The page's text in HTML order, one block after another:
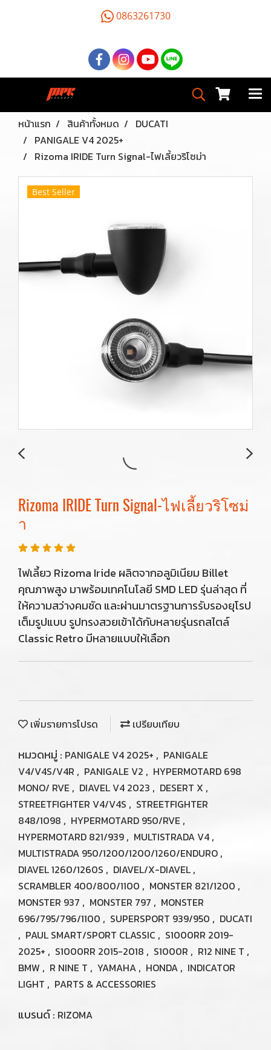
0863261730
หน้าแรก สินค้าทั้งหมด
DUCATI
PANIGALE V4 2025+
Rizoma IRIDE Turn Signal-ไฟเลี้ยวริโซม่า
Best Seller
Rizoma IRIDE Turn Signal-ไฟเลี้ยวริโซม่
า
ไฟเลี้ยว Rizoma Iride ผลิตจากอลูมิเนียม Billet
คุณภาพสูง มาพร้อมเทคโนโลยี SMD LED รุ่นล่าสุด ที่
ให้ความสว่างคมชัด และผ่านมาตรฐานการรับรองยุโรป
เต็มรูปแบบ รูปทรงสวยเข้าได้กับหลายรุ่นรถสไตล์
Classic Retro มีหลายแบบให้เลือก
เพิ่มรายการโปรด เปรียบเทียบ
หมวดหมู่ : PANIGALE V4 2025+ , PANIGALE
V4/V4S/V4R , PANIGALE V2 , HYPERMOTARD 698
MONO/ RVE , DIAVEL V4 2023 , DESERT X ,
STREETFIGHTER V4/V4S , STREETFIGHTER
848/1098 , HYPERMOTARD 950/RVE ,
HYPERMOTARD 821/939 , MULTISTRADA V4 ,
MULTISTRADA 950/1200/1200/1260/ENDURO ,
DIAVEL 1260/1260S , DIAVEL/X-DIAVEL ,
SCRAMBLER 400/800/1100 , MONSTER 821/1200 ,
MONSTER 937 , MONSTER 797 , MONSTER
696/795/796/1100 , SUPERSPORT 939/950 , DUCATI
, PAUL SMART/SPORT CLASSIC , S1000RR 2019-
2025+ , S1000RR 2015-2018 , S1000R , R12 NINE T ,
BMW , R NINE T , YAMAHA , HONDA , INDICATOR
LIGHT , PARTS & ACCESSORIES
แบรนด์ : RIZOMA